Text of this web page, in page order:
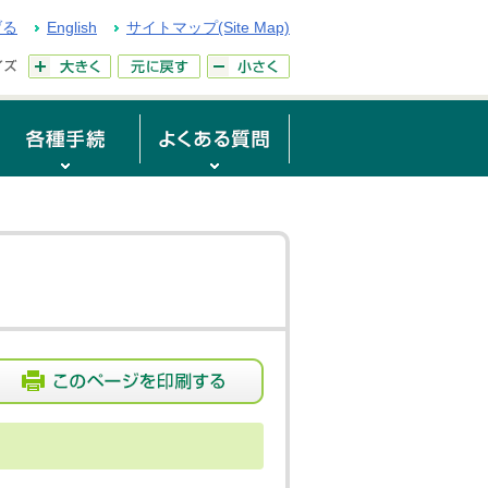
English サイトマップ(Site Map)